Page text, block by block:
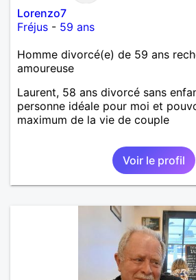
Lorenzo7
Fréjus - 59 ans
Homme divorcé(e) de 59 ans
amoureuse
Laurent, 58 ans divorcé sans
personne idéale pour moi et
maximum de la vie de couple
Voir le profil